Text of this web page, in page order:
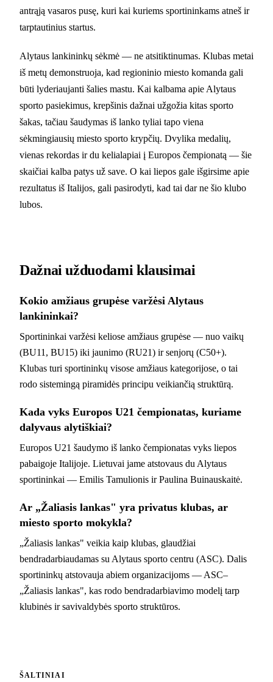
antrąją vasaros pusę, kuri kai kuriems sportininkams atneš ir
tarptautinius startus.
Alytaus lankininkų sėkmė — ne atsitiktinumas. Klubas metai
iš metų demonstruoja, kad regioninio miesto komanda gali
būti lyderiaujanti šalies mastu. Kai kalbama apie Alytaus
sporto pasiekimus, krepšinis dažnai užgožia kitas sporto
šakas, tačiau šaudymas iš lanko tyliai tapo viena
sėkmingiausių miesto sporto krypčių. Dvylika medalių,
vienas rekordas ir du kelialapiai į Europos čempionatą — šie
skaičiai kalba patys už save. O kai liepos gale išgirsime apie
rezultatus iš Italijos, gali pasirodyti, kad tai dar ne šio klubo
lubos.
Dažnai užduodami klausimai
Kokio amžiaus grupėse varžėsi Alytaus
lankininkai?
Sportininkai varžėsi keliose amžiaus grupėse — nuo vaikų
(BU11, BU15) iki jaunimo (RU21) ir senjorų (C50+).
Klubas turi sportininkų visose amžiaus kategorijose, o tai
rodo sistemingą piramidės principu veikiančią struktūrą.
Kada vyks Europos U21 čempionatas, kuriame
dalyvaus alytiškiai?
Europos U21 šaudymo iš lanko čempionatas vyks liepos
pabaigoje Italijoje. Lietuvai jame atstovaus du Alytaus
sportininkai — Emilis Tamulionis ir Paulina Buinauskaitė.
Ar „Žaliasis lankas" yra privatus klubas, ar
miesto sporto mokykla?
„Žaliasis lankas" veikia kaip klubas, glaudžiai
bendradarbiaudamas su Alytaus sporto centru (ASC). Dalis
sportininkų atstovauja abiem organizacijoms — ASC–
„Žaliasis lankas", kas rodo bendradarbiavimo modelį tarp
klubinės ir savivaldybės sporto struktūros.
ŠALTINIAI